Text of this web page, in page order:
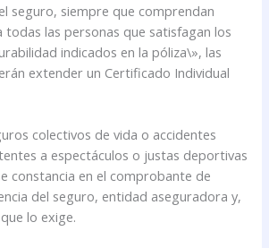
seguro, siempre que comprendan
las personas que satisfagan los
indicados en la póliza\», las
extender un Certificado Individual
colectivos de vida o accidentes
a espectáculos o justas deportivas
constancia en el comprobante de
del seguro, entidad aseguradora y,
lo exige.